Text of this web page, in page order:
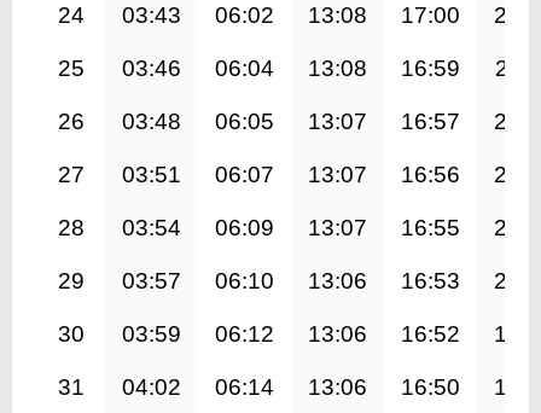
24 03:43 06:02 13:08 17:00
25 03:46 06:04 13:08 16:59
26 03:48 06:05 13:07 16:57
27 03:51 06:07 13:07 16:56
28 03:54 06:09 13:07 16:55
29 03:57 06:10 13:06 16:53
30 03:59 06:12 13:06 16:52
31 04:02 06:14 13:06 16:50